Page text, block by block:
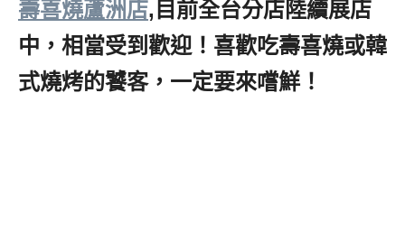
壽喜燒蘆洲店,目前全台分店陸續展店
中，相當受到歡迎！喜歡吃壽喜燒或韓
式燒烤的饕客，一定要來嚐鮮！